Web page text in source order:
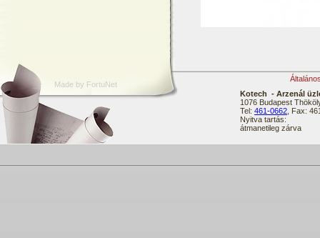
Made by FortuNet
Kotech - Arzenál
1076 Budapest
Tel: 461-0662 , Fax:
Nyitva tartás:
átmanetileg zárva